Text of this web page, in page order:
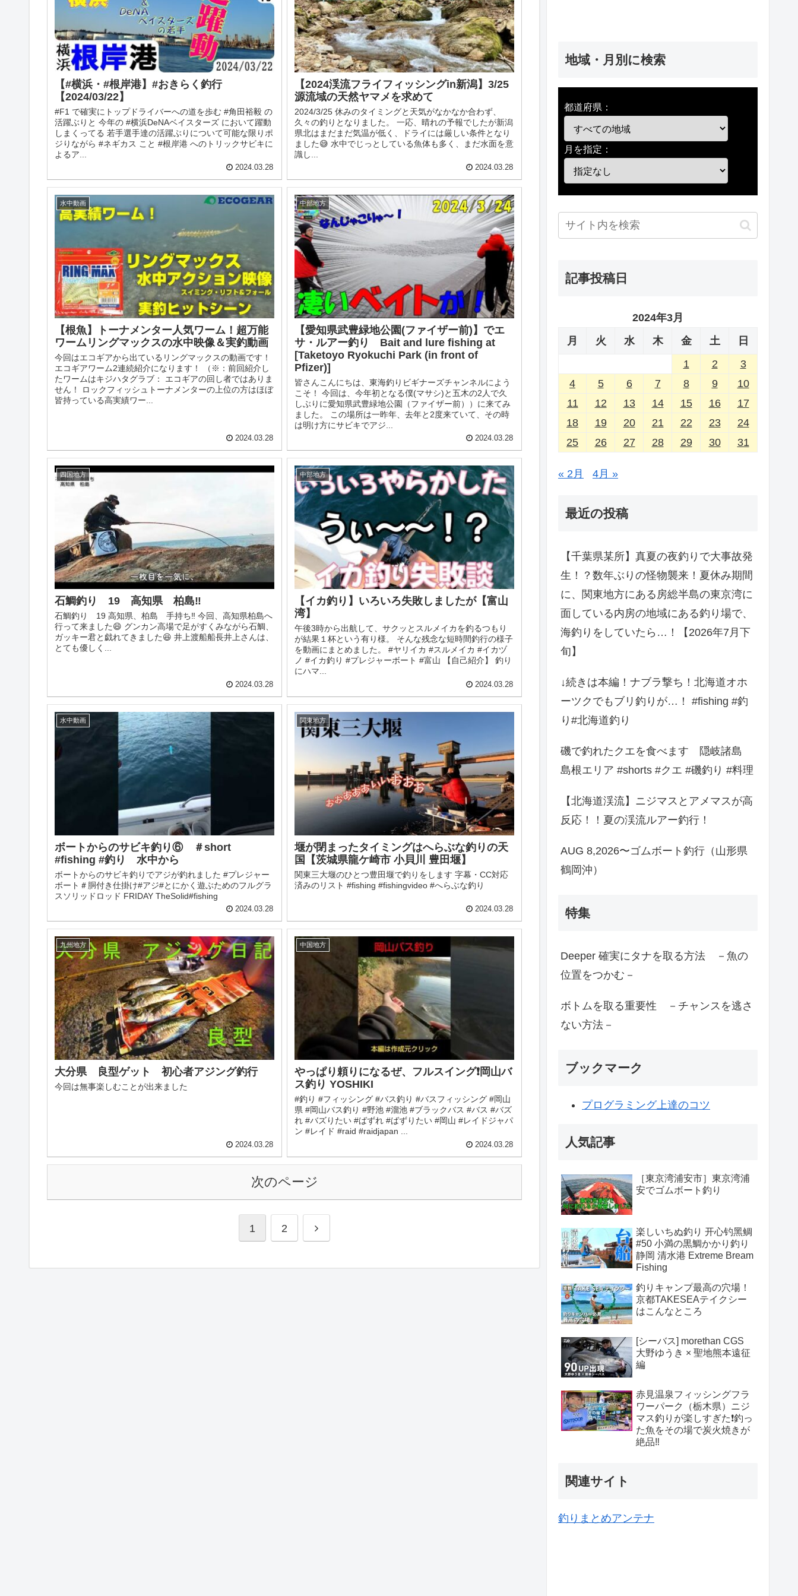
【#横浜・#根岸港】#おきらく釣行
【2024/03/22】
#F1 で確実にトップドライバーへの道を歩む #角田裕毅 の
活躍ぶりと 今年の #横浜DeNAベイスターズ において躍動
しまくってる 若手選手達の活躍ぶりについて可能な限りポ
ジりながら #ネギカス こと #根岸港 へのトリックサビキに
よるア...
2024.03.28
【2024渓流フライフィッシングin新潟】3/25
源流域の天然ヤマメを求めて
2024/3/25 休みのタイミングと天気がなかなか合わず、
久々の釣りとなりました。 一応、晴れの予報でしたが新潟
県北はまだまだ気温が低く、ドライには厳しい条件となり
ました😅 水中でじっとしている魚体も多く、まだ水面を意
識し...
2024.03.28
水中動画
【根魚】トーナメンター人気ワーム！超万能
ワームリングマックスの水中映像＆実釣動画
今回はエコギアから出ているリングマックスの動画です！
エコギアワーム2連続紹介になります！ （※：前回紹介し
たワームはキジハタグラブ： エコギアの回し者ではありま
せん！ ロックフィッシュトーナメンターの上位の方はほぼ
皆持っている高実績ワー...
2024.03.28
中部地方
【愛知県武豊緑地公園(ファイザー前)】でエ
サ・ルアー釣り Bait and lure fishing at
[Taketoyo Ryokuchi Park (in front of
Pfizer)]
皆さんこんにちは、東海釣りビギナーズチャンネルによう
こそ！ 今回は、今年初となる僕(マサシ)と五木の2人で久
しぶりに愛知県武豊緑地公園（ファイザー前））に来てみ
ました。 この場所は一昨年、去年と2度来ていて、その時
は明け方にサビキでアジ...
2024.03.28
四国地方
石鯛釣り 19 高知県 柏島‼️
石鯛釣り 19 高知県、柏島 手持ち‼️ 今回、高知県柏島へ
行って来ました😄 グンカン高場で足がすくみながら石鯛、
ガッキー君と戯れてきました😆 井上渡船船長井上さんは、
とても優しく...
2024.03.28
中部地方
【イカ釣り】いろいろ失敗しましたが【富山
湾】
午後3時から出航して、サクッとスルメイカを釣るつもり
が結果１杯という有り様。 そんな残念な短時間釣行の様子
を動画にまとめました。 #ヤリイカ #スルメイカ #イカヅ
ノ #イカ釣り #プレジャーボート #富山 【自己紹介】 釣り
にハマ...
2024.03.28
水中動画
ボートからのサビキ釣り⑥ ＃short
#fishing #釣り 水中から
ボートからのサビキ釣りでアジが釣れました #プレジャー
ボート＃胴付き仕掛け#アジ#とにかく遊ぶためのフルグラ
スソリッドロッド FRIDAY TheSolid#fishing
2024.03.28
関東地方
堰が閉まったタイミングはへらぶな釣りの天
国【茨城県龍ケ崎市 小貝川 豊田堰】
関東三大堰のひとつ豊田堰で釣りをします 字幕・CC対応
済みのリスト #fishing #fishingvideo #へらぶな釣り
2024.03.28
九州地方
大分県 良型ゲット 初心者アジング釣行
今回は無事楽しむことが出来ました
2024.03.28
中国地方
やっぱり頼りになるぜ、フルスイング❗️岡山バ
ス釣り YOSHIKI
#釣り #フィッシング #バス釣り #バスフィッシング #岡山
県 #岡山バス釣り #野池 #溜池 #ブラックバス #バス #バズ
れ #バズりたい #ばずれ #ばずりたい #岡山 #レイドジャパ
ン #レイド #raid #raidjapan ...
2024.03.28
次のページ
1 2
地域・月別に検索
都道府県：
月を指定：
記事投稿日
2024年3月
月
火 水 木 金 土
日
1
2
3
4
5 6 7 8 9
10
11
12 13 14 15 16
17
18
19 20 21 22 23
24
25
26 27 28 29 30 31
« 2月 4月 »
最近の投稿
【千葉県某所】真夏の夜釣りで大事故発
生！？数年ぶりの怪物襲来！夏休み期間
に、関東地方にある房総半島の東京湾に
面している内房の地域にある釣り場で、
海釣りをしていたら…！【2026年7月下
旬】
↓続きは本編！ナブラ撃ち！北海道オホ
ーツクでもブリ釣りが…！ #fishing #釣
り#北海道釣り
磯で釣れたクエを食べます 隠岐諸島
島根エリア #shorts #クエ #磯釣り #料理
【北海道渓流】ニジマスとアメマスが高
反応！！夏の渓流ルアー釣行！
AUG 8,2026〜ゴムボート釣行（山形県
鶴岡沖）
特集
Deeper 確実にタナを取る方法 －魚の
位置をつかむ－
ボトムを取る重要性 －チャンスを逃さ
ない方法－
ブックマーク
プログラミング上達のコツ
人気記事
［東京湾浦安市］東京湾浦
安でゴムボート釣り
楽しいちぬ釣り 开心钓黑鲷
#50 小満の黒鯛かかり釣り
静岡 清水港 Extreme Bream
Fishing
釣りキャンプ最高の穴場！
京都TAKESEAテイクシー
はこんなところ
[シーバス] morethan CGS
大野ゆうき × 聖地熊本遠征
編
赤見温泉フィッシングフラ
ワーパーク（栃木県）ニジ
マス釣りが楽しすぎた❗️釣っ
た魚をその場で炭火焼きが
絶品‼️
関連サイト
釣りまとめアンテナ